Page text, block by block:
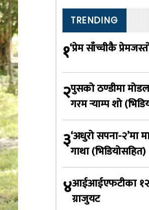
TRENDING
१‘प्रेम साँच्चीकै
२पुसको ठण्डीमा
गरम र्‍याम्प शो
३‘अधुरो सपना-२’मा
गाथा (भिडियोसहित)
४आईआईएफटीका १२८
ग्राजुयट